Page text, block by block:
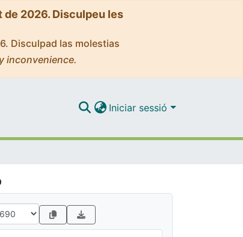
2026. Disculpeu les
Disculpad las molestias
inconvenience.
Iniciar sessió